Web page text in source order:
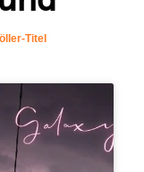
Titel